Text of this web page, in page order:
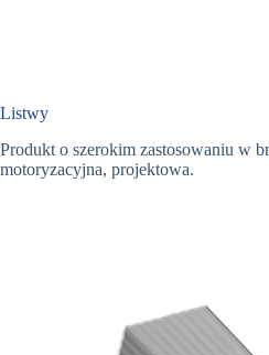
Listwy
Produkt o szerokim zastosowaniu w
motoryzacyjna, projektowa.